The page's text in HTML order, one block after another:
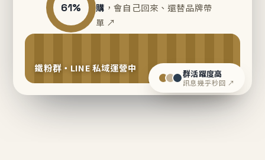
61%
購 ，會自己回來、還替品牌帶
單 ↗
鐵粉群・LINE 私域運營中 群活躍度高
訊息幾乎秒回 ↗